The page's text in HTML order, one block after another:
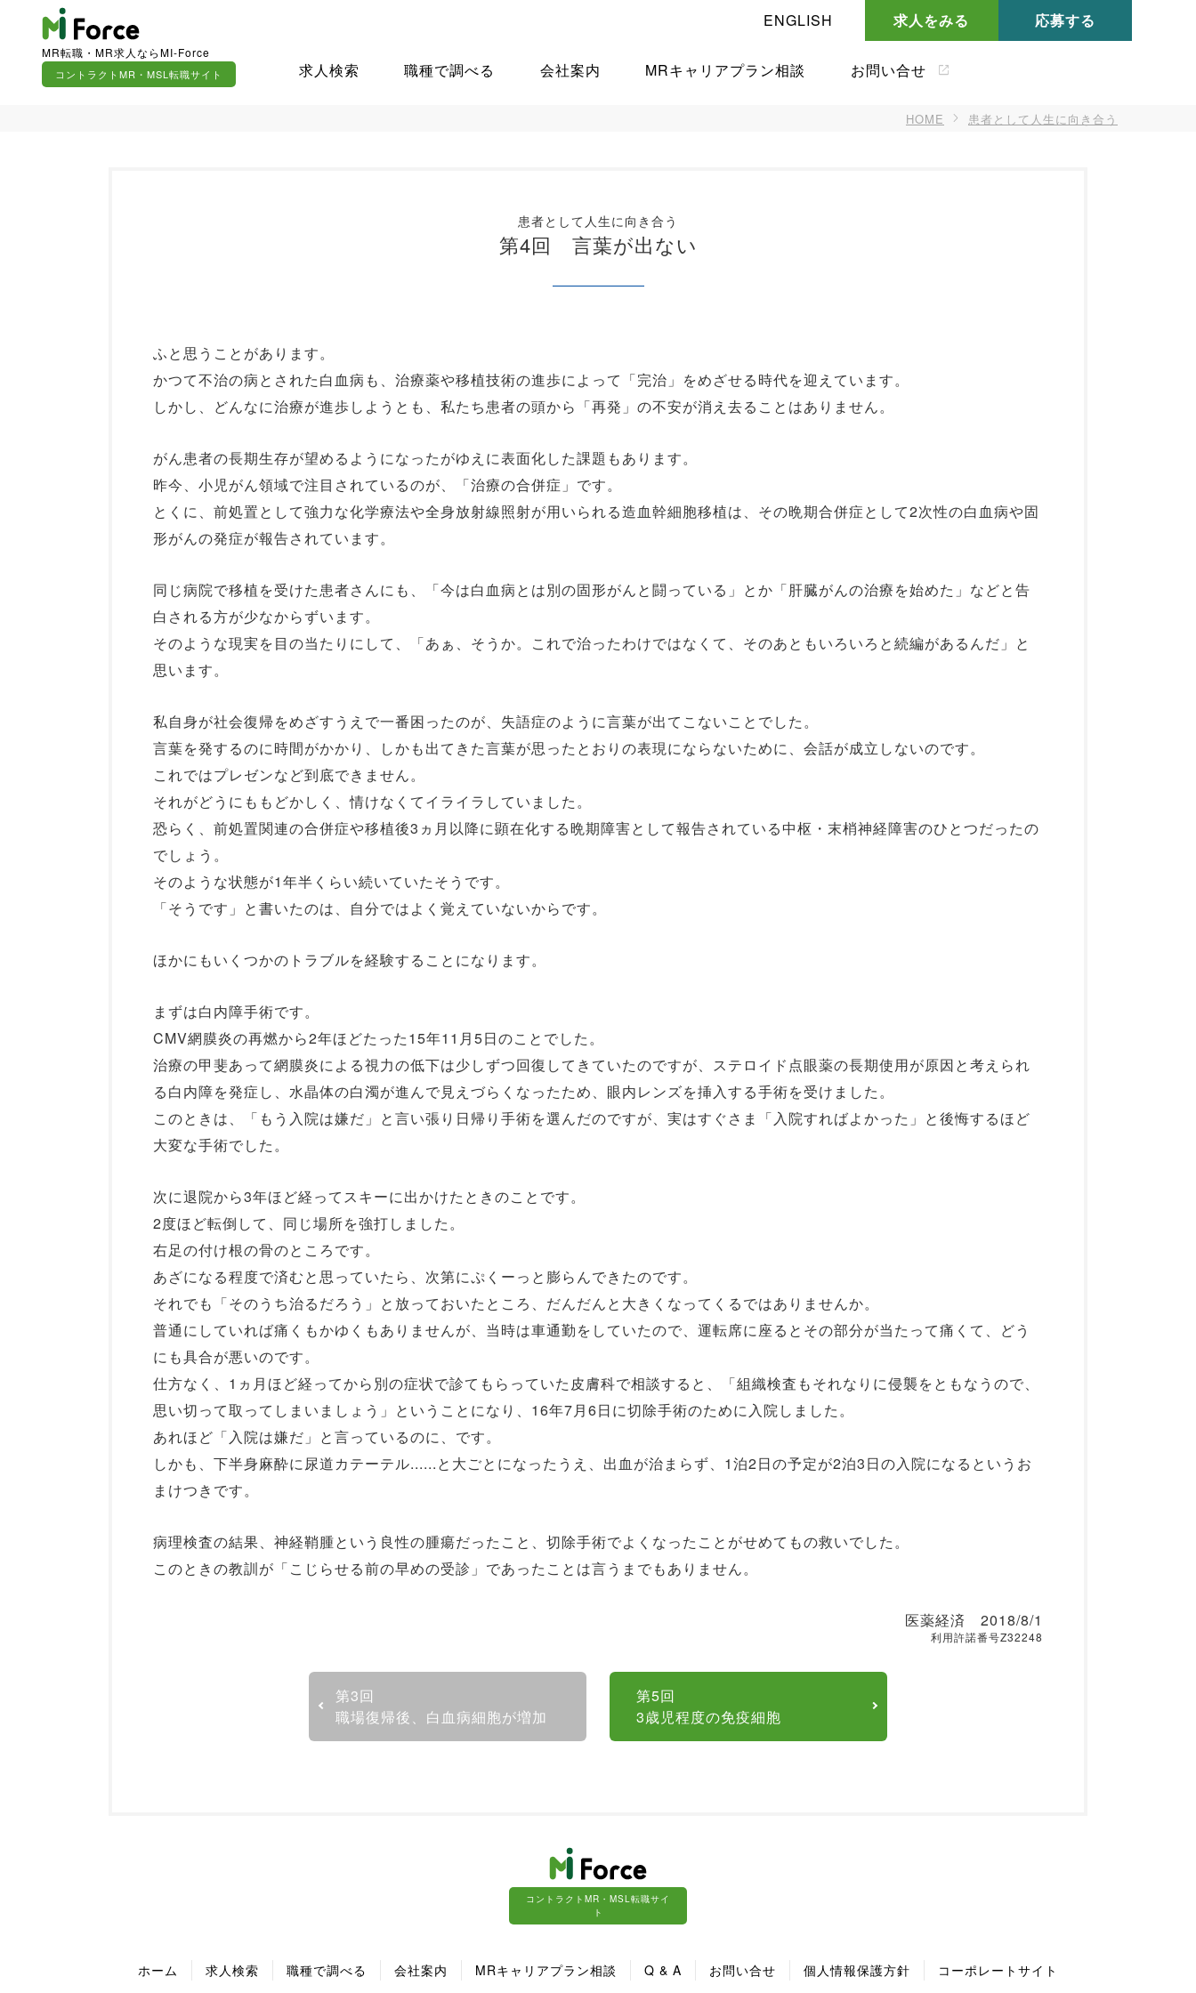
MR転職・MR求人ならMI-Force
コントラクトMR・MSL転職サイト 求人検索 職種で調べる 会社案内 MRキャリアプラン相談 お問い合せ
ENGLISH 求人をみる 応募する
HOME 患者として人生に向き合う
患者として人生に向き合う
第4回 言葉が出ない
ふと思うことがあります。
かつて不治の病とされた白血病も、治療薬や移植技術の進歩によって「完治」をめざせる時代を迎えています。
しかし、どんなに治療が進歩しようとも、私たち患者の頭から「再発」の不安が消え去ることはありません。
がん患者の長期生存が望めるようになったがゆえに表面化した課題もあります。
昨今、小児がん領域で注目されているのが、「治療の合併症」です。
とくに、前処置として強力な化学療法や全身放射線照射が用いられる造血幹細胞移植は、その晩期合併症として2次性の白血病や固
形がんの発症が報告されています。
同じ病院で移植を受けた患者さんにも、「今は白血病とは別の固形がんと闘っている」とか「肝臓がんの治療を始めた」などと告
白される方が少なからずいます。
そのような現実を目の当たりにして、「あぁ、そうか。これで治ったわけではなくて、そのあともいろいろと続編があるんだ」と
思います。
私自身が社会復帰をめざすうえで一番困ったのが、失語症のように言葉が出てこないことでした。
言葉を発するのに時間がかかり、しかも出てきた言葉が思ったとおりの表現にならないために、会話が成立しないのです。
これではプレゼンなど到底できません。
それがどうにももどかしく、情けなくてイライラしていました。
恐らく、前処置関連の合併症や移植後3ヵ月以降に顕在化する晩期障害として報告されている中枢・末梢神経障害のひとつだったの
でしょう。
そのような状態が1年半くらい続いていたそうです。
「そうです」と書いたのは、自分ではよく覚えていないからです。
ほかにもいくつかのトラブルを経験することになります。
まずは白内障手術です。
CMV網膜炎の再燃から2年ほどたった15年11月5日のことでした。
治療の甲斐あって網膜炎による視力の低下は少しずつ回復してきていたのですが、ステロイド点眼薬の長期使用が原因と考えられ
る白内障を発症し、水晶体の白濁が進んで見えづらくなったため、眼内レンズを挿入する手術を受けました。
このときは、「もう入院は嫌だ」と言い張り日帰り手術を選んだのですが、実はすぐさま「入院すればよかった」と後悔するほど
大変な手術でした。
次に退院から3年ほど経ってスキーに出かけたときのことです。
2度ほど転倒して、同じ場所を強打しました。
右足の付け根の骨のところです。
あざになる程度で済むと思っていたら、次第にぷくーっと膨らんできたのです。
それでも「そのうち治るだろう」と放っておいたところ、だんだんと大きくなってくるではありませんか。
普通にしていれば痛くもかゆくもありませんが、当時は車通勤をしていたので、運転席に座るとその部分が当たって痛くて、どう
にも具合が悪いのです。
仕方なく、1ヵ月ほど経ってから別の症状で診てもらっていた皮膚科で相談すると、「組織検査もそれなりに侵襲をともなうので、
思い切って取ってしまいましょう」ということになり、16年7月6日に切除手術のために入院しました。
あれほど「入院は嫌だ」と言っているのに、です。
しかも、下半身麻酔に尿道カテーテル......と大ごとになったうえ、出血が治まらず、1泊2日の予定が2泊3日の入院になるというお
まけつきです。
病理検査の結果、神経鞘腫という良性の腫瘍だったこと、切除手術でよくなったことがせめてもの救いでした。
このときの教訓が「こじらせる前の早めの受診」であったことは言うまでもありません。
医薬経済 2018/8/1
利用許諾番号Z32248
第3回
職場復帰後、白血病細胞が増加
第5回
3歳児程度の免疫細胞
コントラクトMR・MSL転職サイ
ト
ホーム 求人検索 職種で調べる 会社案内 MRキャリアプラン相談 Q & A お問い合せ 個人情報保護方針 コーポレートサイト